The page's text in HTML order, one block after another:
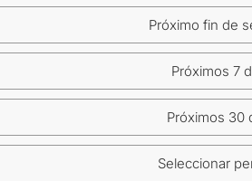
Próximo fin de
Próximos 7
Próximos 30
Seleccionar